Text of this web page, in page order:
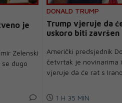
je
Zelenski
dugo
DONALD TRUMP
Trump vjeruje da
uskoro biti završen
Američki predsjednik
četvrtak je novinarima
vjeruje da će rat s
1 H 35 MIN